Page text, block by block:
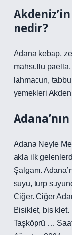
nedir?
Adana kebap,
mahsullü paella,
lahmacun,
yemekleri
Adana Neyle
akla ilk
Şalgam.
suyu, turp
Ciğer. Ciğer
Bisiklet,
Taşköprü …